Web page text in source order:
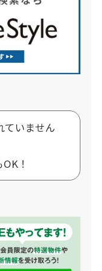
ていません
！